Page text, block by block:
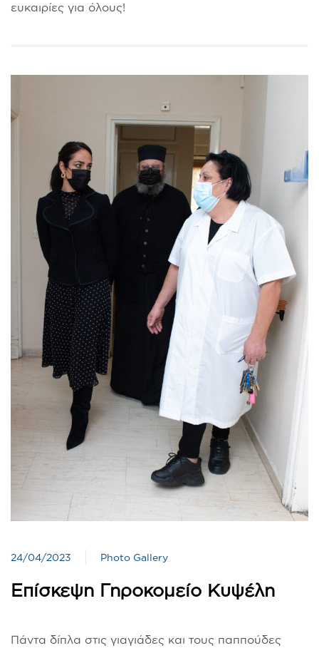
ευκαιρίες για όλους!
24/04/2023 Photo Gallery
Επίσκεψη Γηροκομείο Κυψέλη
Πάντα δίπλα στις γιαγιάδες και τους παππούδες